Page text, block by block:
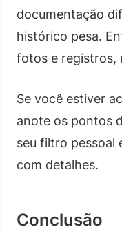
documentação
histórico pesa.
fotos e registros,
Se você estiver
anote os pontos
seu filtro pessoal
com detalhes.
Conclusão